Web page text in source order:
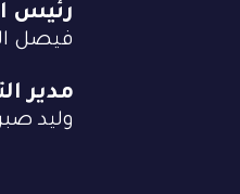
رئيس
فيصل
مدير
وليد